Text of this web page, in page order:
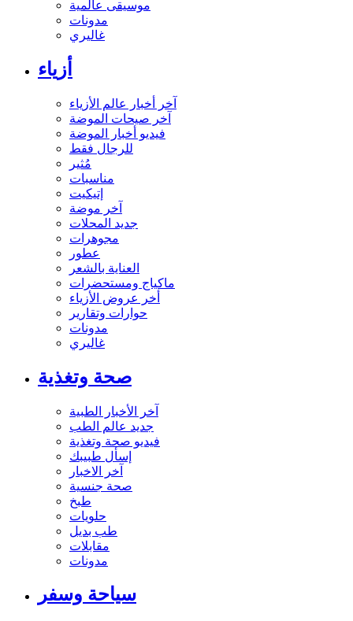
موسيقى عالمية
مدونات
غاليري
أزياء
آخر أخبار عالم الأزياء
آخر صيحات الموضة
فيديو أخبار الموضة
للرجال فقط
مُثير
مناسبات
إتيكيت
آخر موضة
جديد المحلات
مجوهرات
عطور
العناية بالشعر
ماكياج ومستحضرات
أخر عروض الأزياء
حوارات وتقارير
مدونات
غاليري
صحة وتغذية
آخر الأخبار الطبية
جديد عالم الطب
فيديو صحة وتغذية
إسأل طبيبك
آخر الاخبار
صحة جنسية
طبخ
حلويات
طب بديل
مقابلات
مدونات
سياحة وسفر